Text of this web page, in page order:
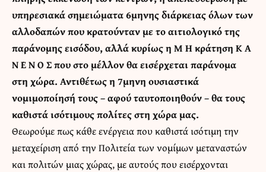
υπηρεσιακά σημειώματα 6μηνης διάρκειας όλων των
αλλοδαπών που κρατούνταν με το αιτιολογικό της
παράνομης εισόδου, αλλά κυρίως η Μ Η κράτηση Κ Α
Ν Ε Ν Ο Σ που στο μέλλον θα εισέρχεται παράνομα
στη χώρα. Αντιθέτως η 7μηνη ουσιαστικά
νομιμοποίησή τους – αφού ταυτοποιηθούν – θα τους
καθιστά ισότιμους πολίτες στη χώρα μας.
Θεωρούμε πως κάθε ενέργεια που καθιστά ισότιμη την
μεταχείριση από την Πολιτεία των νομίμων μεταναστών
και πολιτών μιας χώρας, με αυτούς που εισέρχονται